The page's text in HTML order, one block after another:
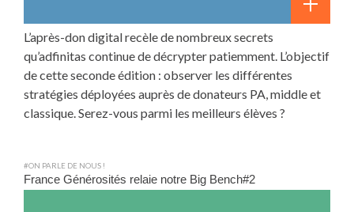
L’après-don digital recèle de nombreux secrets
qu’adfinitas continue de décrypter patiemment. L’objectif
de cette seconde édition : observer les différentes
stratégies déployées auprès de donateurs PA, middle et
classique. Serez-vous parmi les meilleurs élèves ?
#ON PARLE DE NOUS !
France Générosités relaie notre Big Bench#2